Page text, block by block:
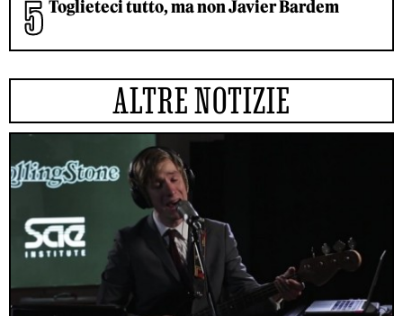
Toglieteci tutto, ma non Javier Bardem
ALTRE NOTIZIE